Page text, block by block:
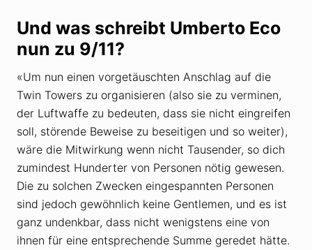
Und was schreibt Umberto Eco
nun zu 9/11?
«Um nun einen vorgetäuschten Anschlag auf die
Twin Towers zu organisieren (also sie zu verminen,
der Luftwaffe zu bedeuten, dass sie nicht eingreifen
soll, störende Beweise zu beseitigen und so weiter),
wäre die Mitwirkung wenn nicht Tausender, so dich
zumindest Hunderter von Personen nötig gewesen.
Die zu solchen Zwecken eingespannten Personen
sind jedoch gewöhnlich keine Gentlemen, und es ist
ganz undenkbar, dass nicht wenigstens eine von
ihnen für eine entsprechende Summe geredet hätte.